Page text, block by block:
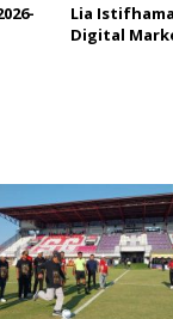
Lia
Digital